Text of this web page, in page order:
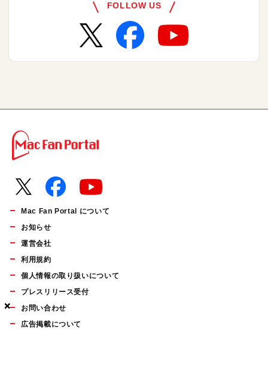
×
×
×
FOLLOW US
Mac Fan Portal について
お知らせ
運営会社
利用規約
個人情報の取り扱いについて
プレスリリース受付
お問い合わせ
広告掲載について